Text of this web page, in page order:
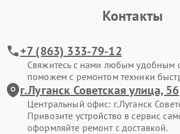
Контакты
+7 (863) 333-79-12
Свяжитесь с нами любым удобным
поможем с ремонтом техники
г.Луганск Советская улица, 56
Центральный офис: г.Луганск
Привозите устройство в сервис
оформляйте ремонт с доставкой.